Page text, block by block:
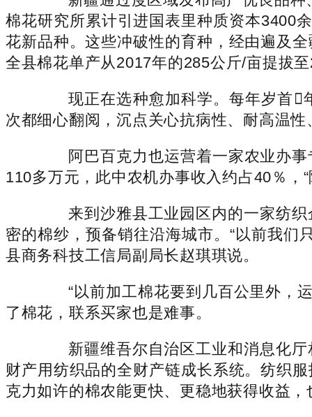
棉花研究所累计引进国表里种质资本3400
花新品种。这些冲破性的育种，经由遍及
全县棉花单产从2017年的285公斤/亩提拔
现正在选种愈加科学。每年岁首年
次都细心翻阅，沉点关心抗病性、耐高温
阿巴百克力也运营着一家农业办事
110多万元，此中农机办事收入约占40％，
来到沙雅县工业园区内的一家纺织
密的棉纱，预备销往沿海城市。“以前我们
县商务科技工信局副局长赵琪琪说。
“以前加工棉花要到几百公里外，运
了棉花，联系买家也是难事。
新疆维吾尔自治区工业和消息化厅
财产用纺织品的全财产链成长系统。纺织
克力如许的棉农能更快、更稳地获得收益